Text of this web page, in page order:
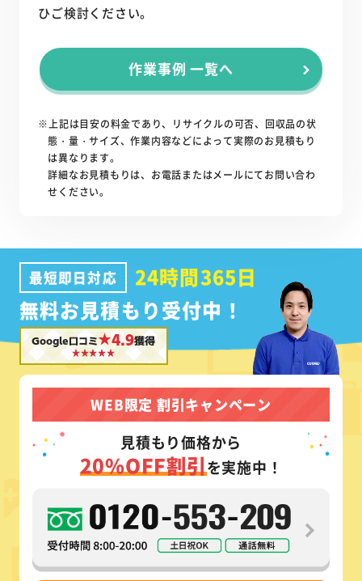
ひご検討ください。
作業事例 一覧へ
※上記は目安の料金であり、リサイクルの可否、回収品の状
態・量・サイズ、作業内容などによって実際のお見積もり
は異なります。
詳細なお見積もりは、お電話またはメールにてお問い合わ
せください。
最短即日対応
24時間365日
無料お見積もり受付中！
Google口コミ★4.9獲得
WEB限定 割引キャンペーン
見積もり価格から
20%OFF割引を実施中！